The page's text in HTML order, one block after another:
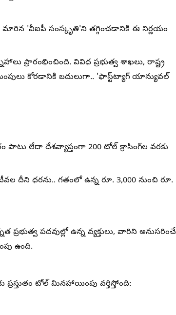
'వీఐపీ సంస్కృతి'ని తగ్గించడానికి ఈ నిర్ణయం
ప్రారంభించింది. వివిధ ప్రభుత్వ శాఖలు, రాష్ట్ర
కోరడానికి బదులుగా.. 'ఫాస్ట్‌ట్యాగ్ యాన్యువల్
లేదా దేశవ్యాప్తంగా 200 టోల్ క్రాసింగ్‌ల వరకు
దీని ధరను.. గతంలో ఉన్న రూ. 3,000 నుంచి రూ.
ప్రభుత్వ పదవుల్లో ఉన్న వ్యక్తులు, వారిని అనుసరించే
ఉంది.
టోల్ మినహాయింపు వర్తిస్తోంది: